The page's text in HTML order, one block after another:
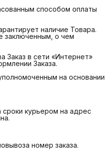
способом оплаты
наличие Товара.
заключенным, о чем
Заказ в сети «Интернет»
Заказа.
на основании
сроки курьером на адрес
номер заказа.